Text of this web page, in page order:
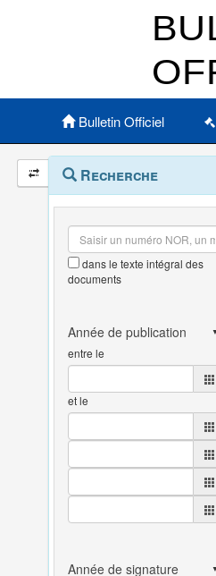
Bulletin Officiel
Navigation
et
outils
annexes
Menu
contextuel
Recherche
dans le texte intégral des
documents
entre le
et le